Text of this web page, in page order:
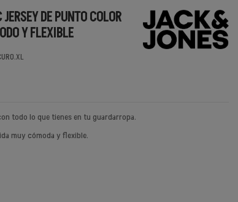
DE PUNTO COLOR
Y FLEXIBLE
todo lo que tienes en tu guardarropa.
muy cómoda y flexible.